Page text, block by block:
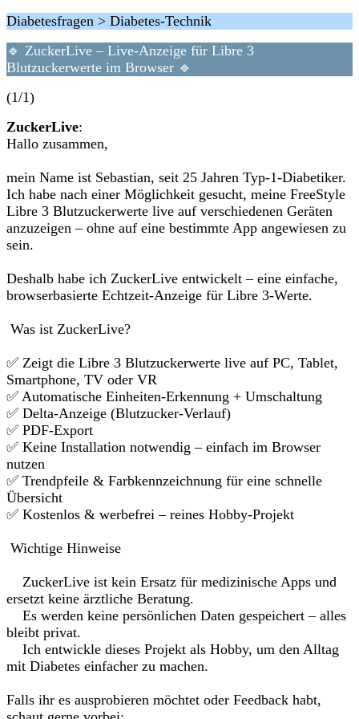
Diabetesfragen > Diabetes-Technik
🔹 ZuckerLive – Live-Anzeige für Libre 3
Blutzuckerwerte im Browser 🔹
(1/1)
ZuckerLive:
Hallo zusammen,
mein Name ist Sebastian, seit 25 Jahren Typ-1-Diabetiker.
Ich habe nach einer Möglichkeit gesucht, meine FreeStyle
Libre 3 Blutzuckerwerte live auf verschiedenen Geräten
anzuzeigen – ohne auf eine bestimmte App angewiesen zu
sein.
Deshalb habe ich ZuckerLive entwickelt – eine einfache,
browserbasierte Echtzeit-Anzeige für Libre 3-Werte.
Was ist ZuckerLive?
✅ Zeigt die Libre 3 Blutzuckerwerte live auf PC, Tablet,
Smartphone, TV oder VR
✅ Automatische Einheiten-Erkennung + Umschaltung
✅ Delta-Anzeige (Blutzucker-Verlauf)
✅ PDF-Export
✅ Keine Installation notwendig – einfach im Browser
nutzen
✅ Trendpfeile & Farbkennzeichnung für eine schnelle
Übersicht
✅ Kostenlos & werbefrei – reines Hobby-Projekt
Wichtige Hinweise
ZuckerLive ist kein Ersatz für medizinische Apps und
ersetzt keine ärztliche Beratung.
Es werden keine persönlichen Daten gespeichert – alles
bleibt privat.
Ich entwickle dieses Projekt als Hobby, um den Alltag
mit Diabetes einfacher zu machen.
Falls ihr es ausprobieren möchtet oder Feedback habt,